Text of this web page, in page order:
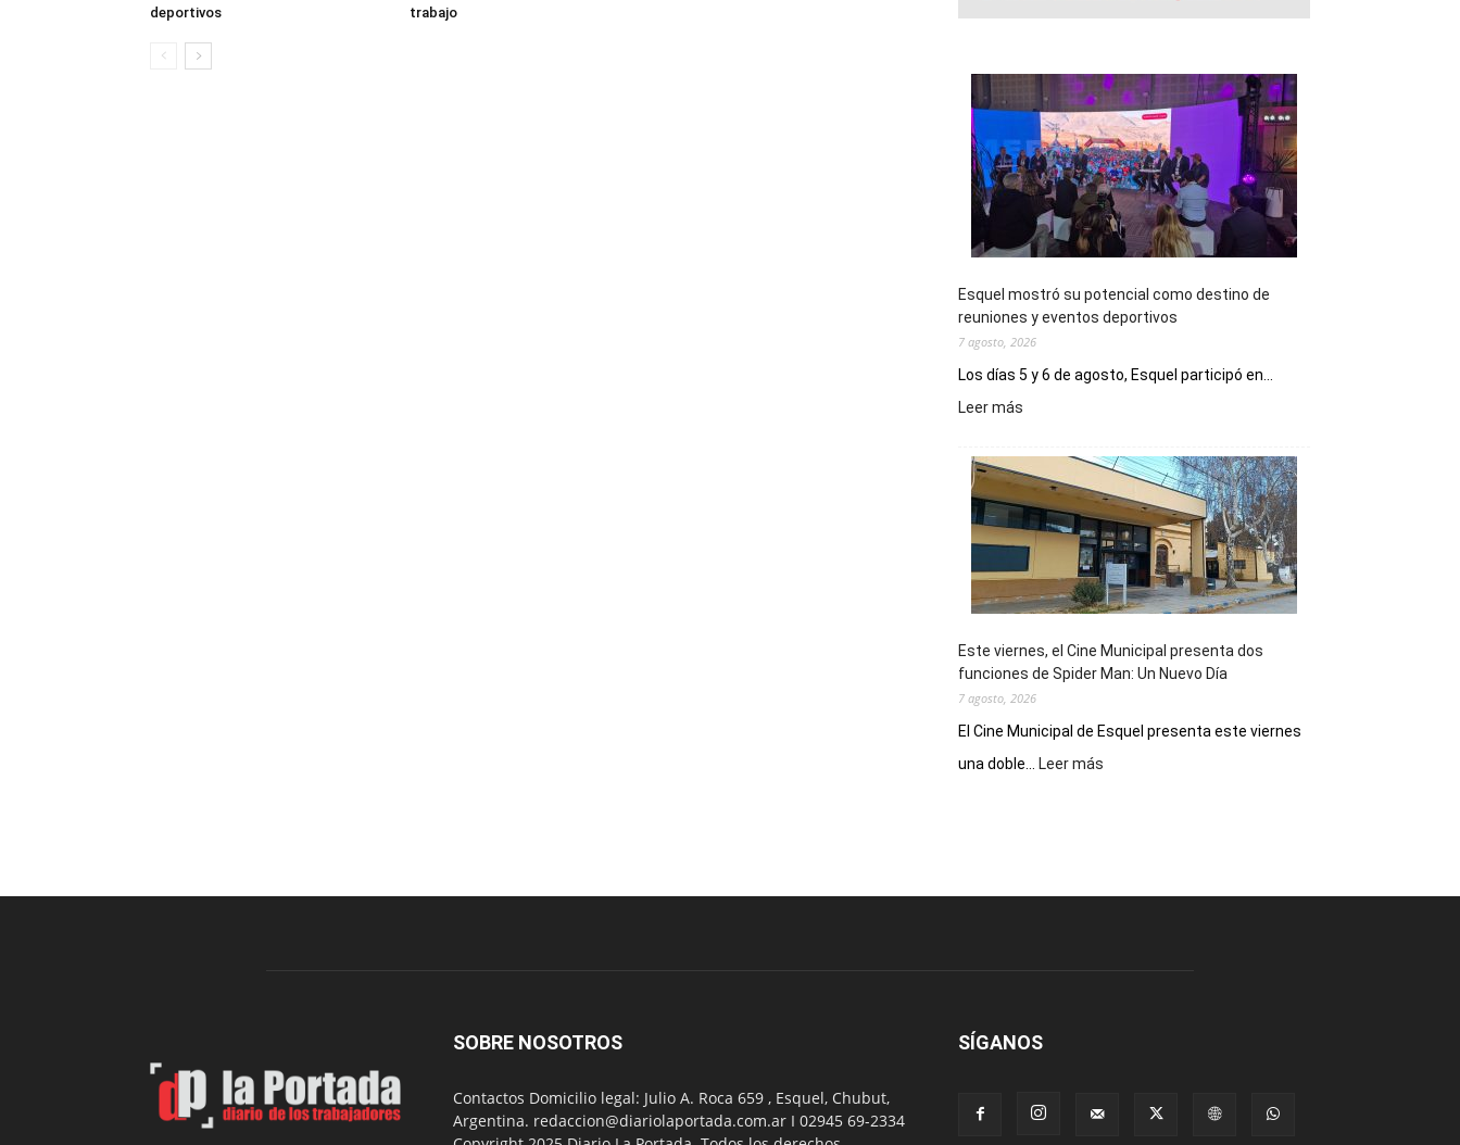
deportivos
trabajo
Esquel mostró su potencial como destino de
reuniones y eventos deportivos
7 agosto, 2026
Los días 5 y 6 de agosto, Esquel participó en...
Leer más
su
potencial
como
destino
de
reuniones
y
deportivos
Este viernes, el Cine Municipal presenta dos
funciones de Spider Man: Un Nuevo Día
7 agosto, 2026
El Cine Municipal de Esquel presenta este viernes
una doble...
Leer más
presenta
SOBRE NOSOTROS
Contactos Domicilio legal: Julio A. Roca 659 , Esquel, Chubut,
Argentina. redaccion@diariolaportada.com.ar I 02945 69-2334
SÍGANOS